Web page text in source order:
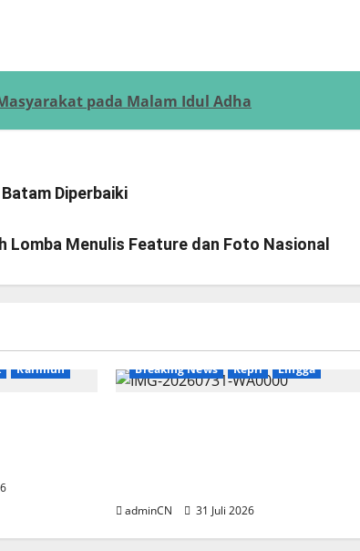
pada Malam Idul Adha
Diperbaiki
Lomba Menulis Feature dan Foto Nasional
Karimun Breaking News Kepri Lingga
adminCN 31 Juli 2026